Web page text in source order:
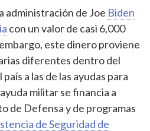
administración de Joe Biden
con un valor de casi 6,000
este dinero proviene
diferentes dentro del
a las de las ayudas para
militar se financia a
de Defensa y de programas
de Seguridad de